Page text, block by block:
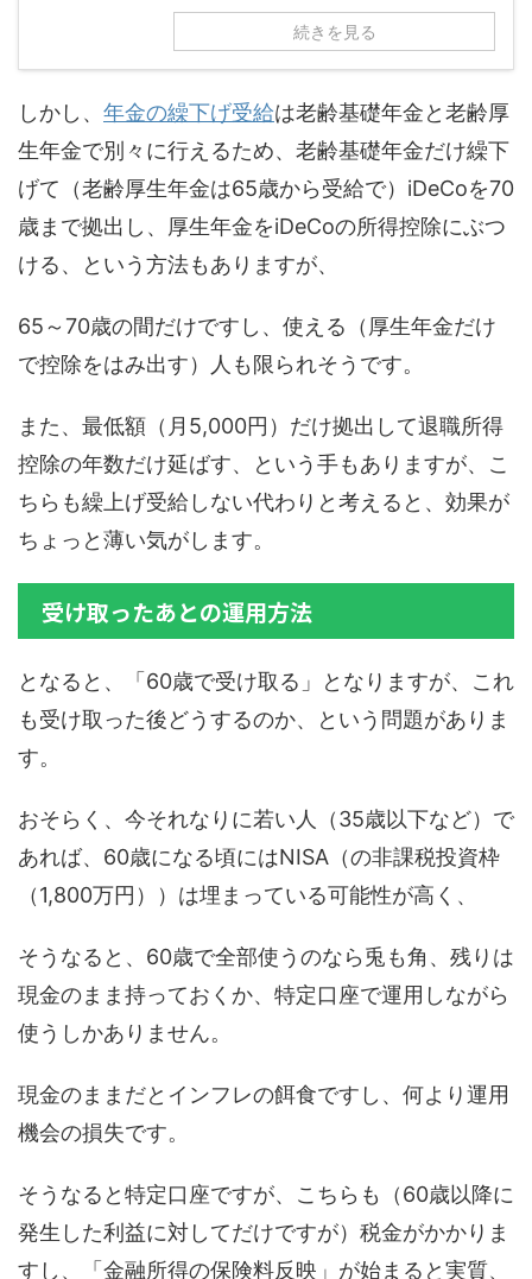
続きを見る
しかし、 年金の繰下げ受給は老齢基礎年金と老齢厚
生年金で別々に行えるため、老齢基礎年金だけ繰下
げて（老齢厚生年金は65歳から受給で）iDeCoを70
歳まで拠出し、厚生年金をiDeCoの所得控除にぶつ
ける、という方法もありますが、
65～70歳の間だけですし、使える（厚生年金だけ
で控除をはみ出す）人も限られそうです。
また、最低額（月5,000円）だけ拠出して退職所得
控除の年数だけ延ばす、という手もありますが、こ
ちらも繰上げ受給しない代わりと考えると、効果が
ちょっと薄い気がします。
受け取ったあとの運用方法
となると、「60歳で受け取る」となりますが、これ
も受け取った後どうするのか、という問題がありま
す。
おそらく、今それなりに若い人（35歳以下など）で
あれば、60歳になる頃にはNISA（の非課税投資枠
（1,800万円））は埋まっている可能性が高く、
そうなると、60歳で全部使うのなら兎も角、残りは
現金のまま持っておくか、特定口座で運用しながら
使うしかありません。
現金のままだとインフレの餌食ですし、何より運用
機会の損失です。
そうなると特定口座ですが、こちらも（60歳以降に
発生した利益に対してだけですが）税金がかかりま
すし、「金融所得の保険料反映」が始まると実質、